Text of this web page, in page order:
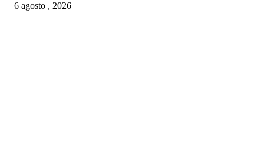
6 agosto , 2026